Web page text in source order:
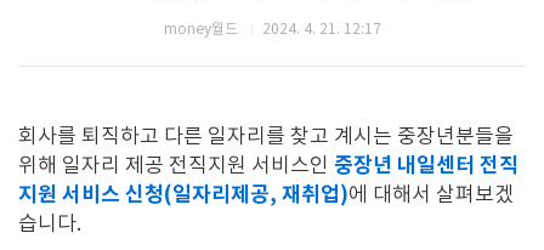
money월드 2024. 4. 21. 12:17
회사를 퇴직하고 다른 일자리를 찾고 계시는 중장년분들을
위해 일자리 제공 전직지원 서비스인 중장년 내일센터 전직
지원 서비스 신청(일자리제공, 재취업)에 대해서 살펴보겠
습니다.